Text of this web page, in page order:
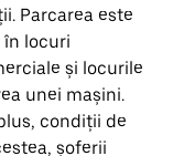
Parcarea este
în locuri
și locurile
unei mașini.
condiții de
șoferii